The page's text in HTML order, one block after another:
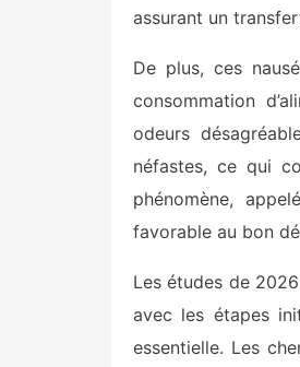
assurant un
De plus, ces
consommation
odeurs
néfastes, ce qui
phénomène,
favorable au bon
Les études de
avec les étapes
essentielle. Les